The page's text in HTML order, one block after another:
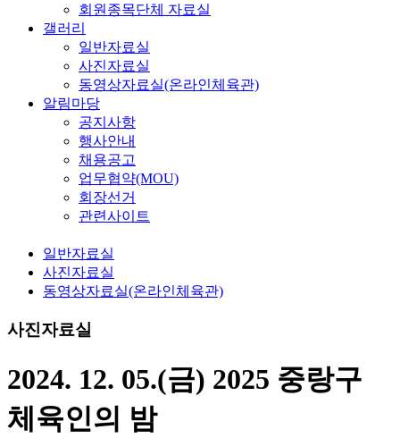
회원종목단체 자료실
갤러리
일반자료실
사진자료실
동영상자료실(온라인체육관)
알림마당
공지사항
행사안내
채용공고
업무협약(MOU)
회장선거
관련사이트
일반자료실
사진자료실
동영상자료실(온라인체육관)
사진자료실
2024. 12. 05.(금) 2025 중랑구
체육인의 밤